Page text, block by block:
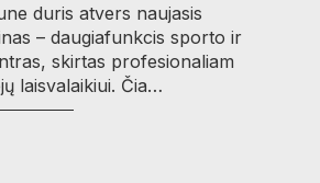
duris atvers naujasis
– daugiafunkcis sporto ir
skirtas profesionaliam
laisvalaikiui. Čia…